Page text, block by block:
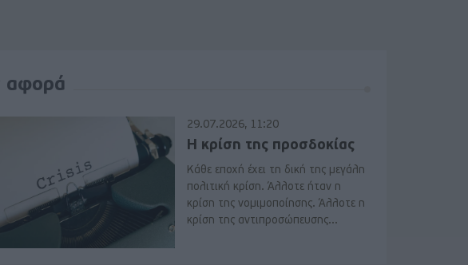
αφορά
29.07.2026, 11:20
Η κρίση της προσδοκίας
Κάθε εποχή έχει τη δική της μεγάλη
πολιτική κρίση. Άλλοτε ήταν η
κρίση της νομιμοποίησης. Άλλοτε η
κρίση της αντιπροσώπευσης...